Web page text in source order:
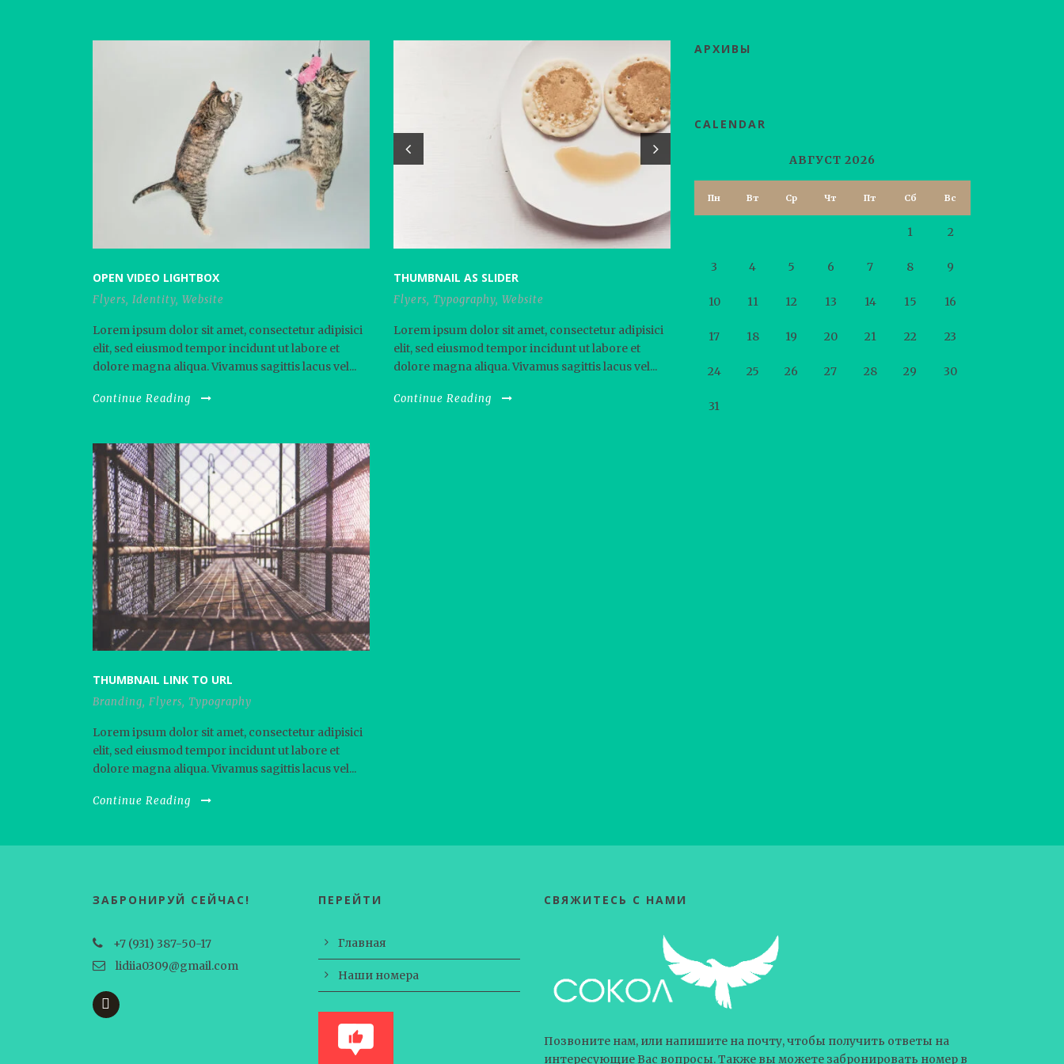
OPEN VIDEO LIGHTBOX
Flyers, Identity, Website
Lorem ipsum dolor sit amet, consectetur adipisici
elit, sed eiusmod tempor incidunt ut labore et
dolore magna aliqua. Vivamus sagittis lacus vel...
Continue Reading
THUMBNAIL AS SLIDER
Flyers, Typography, Website
Lorem ipsum dolor sit amet, consectetur adipisici
elit, sed eiusmod tempor incidunt ut labore et
dolore magna aliqua. Vivamus sagittis lacus vel...
Continue Reading
THUMBNAIL LINK TO URL
Branding, Flyers, Typography
Lorem ipsum dolor sit amet, consectetur adipisici
elit, sed eiusmod tempor incidunt ut labore et
dolore magna aliqua. Vivamus sagittis lacus vel...
Continue Reading
АРХИВЫ
CALENDAR
АВГУСТ 2026
Пн Вт Ср Чт Пт Сб Вс
1 2
3 4 5 6 7 8 9
10 11 12 13 14 15 16
17 18 19 20 21 22 23
24 25 26 27 28 29 30
31
ЗАБРОНИРУЙ СЕЙЧАС!
+7 (931) 387-50-17
lidiia0309@gmail.com
ПЕРЕЙТИ
Главная
Наши номера
СВЯЖИТЕСЬ С НАМИ
Позвоните нам, или напишите на почту, чтобы получить ответы на
интересующие Вас вопросы. Также вы можете забронировать номер в